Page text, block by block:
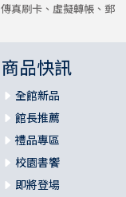
傳真刷卡、虛擬轉帳、郵
商品快訊
全館新品
館長推薦
禮品專區
校園書饗
即將登場